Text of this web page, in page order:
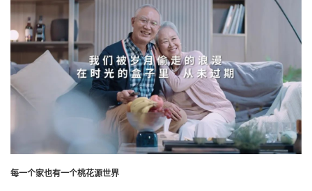
每一个家也有一个桃花源世界